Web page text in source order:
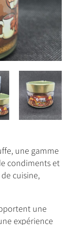
une gamme
condiments et
cuisine,
une
expérience